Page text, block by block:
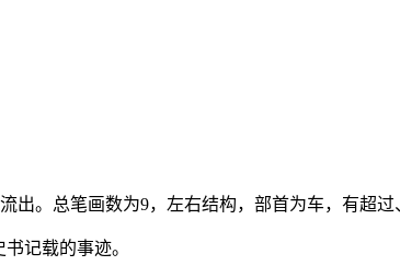
。总笔画数为9，左右结构，部首为车，有超过
记载的事迹。